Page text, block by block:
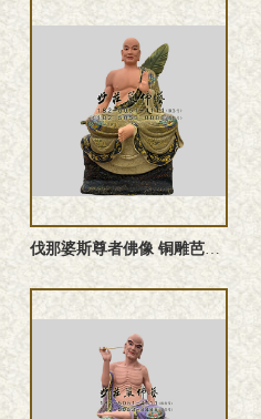
伐那婆斯尊者佛像 铜雕芭蕉罗汉塑像